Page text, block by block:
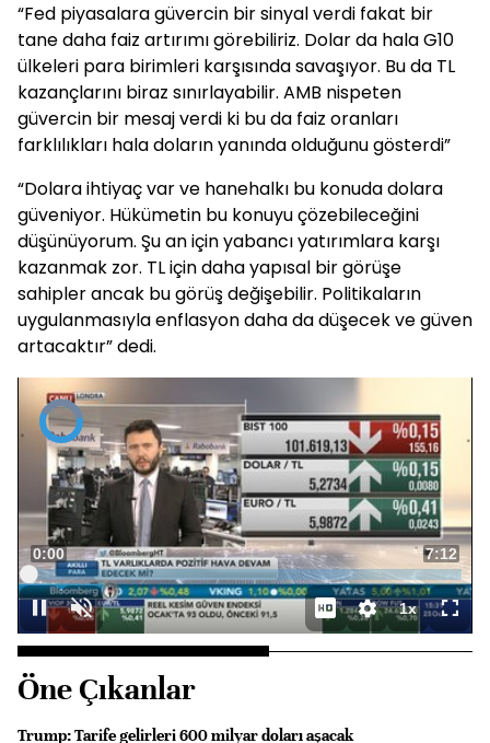
“Fed piyasalara güvercin bir sinyal verdi fakat bir
tane daha faiz artırımı görebiliriz. Dolar da hala G10
ülkeleri para birimleri karşısında savaşıyor. Bu da TL
kazançlarını biraz sınırlayabilir. AMB nispeten
güvercin bir mesaj verdi ki bu da faiz oranları
farklılıkları hala doların yanında olduğunu gösterdi”
“Dolara ihtiyaç var ve hanehalkı bu konuda dolara
güveniyor. Hükümetin bu konuyu çözebileceğini
düşünüyorum. Şu an için yabancı yatırımlara karşı
kazanmak zor. TL için daha yapısal bir görüşe
sahipler ancak bu görüş değişebilir. Politikaların
uygulanmasıyla enflasyon daha da düşecek ve güven
artacaktır” dedi.
Video
Oynatıcısı
yükleniyor.
Duraklat
Sesi
Aç
Süre
0:00 Toplam
Süre
7:12
Yüklendi:
0%
1xOynatma
Hızı
Tam
Ekran
Öne Çıkanlar
Trump: Tarife gelirleri 600 milyar doları aşacak